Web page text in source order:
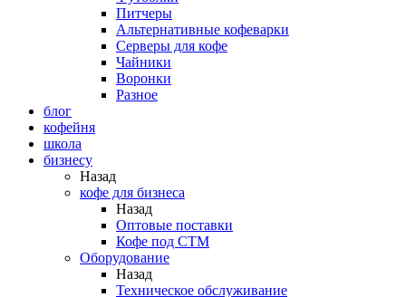
Питчеры
Альтернативные кофеварки
Серверы для кофе
Чайники
Воронки
Разное
блог
кофейня
школа
бизнесу
Назад
кофе для бизнеса
Назад
Оптовые поставки
Кофе под СТМ
Оборудование
Назад
Техническое обслуживание